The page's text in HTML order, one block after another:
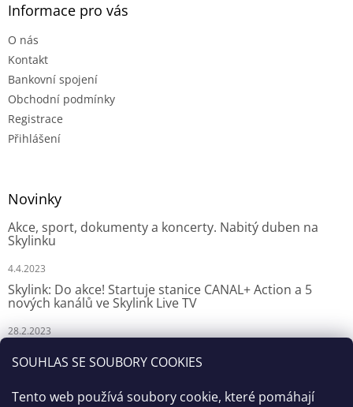
SOUHLAS SE SOUBORY COOKIES
Tento web používá soubory cookie, které pomáhají
Informace pro vás
O nás
Kontakt
Bankovní spojení
Obchodní podmínky
Registrace
Přihlášení
Novinky
Akce, sport, dokumenty a koncerty. Nabitý duben na
Skylinku
4.4.2023
Skylink: Do akce! Startuje stanice CANAL+ Action a 5
nových kanálů ve Skylink Live TV
28.2.2023